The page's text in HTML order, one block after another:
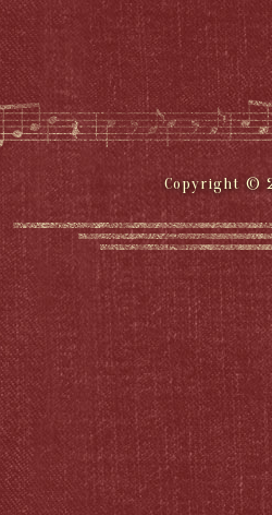
Copyright ©